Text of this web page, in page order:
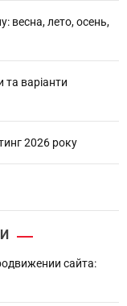
весна, лето, осень,
варіанти
2026 року
сайта: